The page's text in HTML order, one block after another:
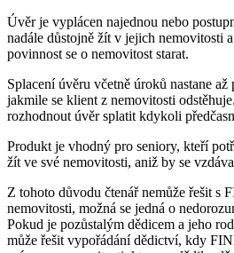
Úvěr je vyplácen najednou nebo
nadále důstojně žít v jejich nemovitosti
povinnost se o nemovitost starat.
Splacení úvěru včetně úroků nastane
jakmile se klient z nemovitosti
rozhodnout úvěr splatit kdykoli
Produkt je vhodný pro seniory, kteří
žít ve své nemovitosti, aniž by se
Z tohoto důvodu čtenář nemůže řešit s
nemovitosti, možná se jedná o
Pokud je pozůstalým dědicem a jeho
může řešit vypořádání dědictví, kdy